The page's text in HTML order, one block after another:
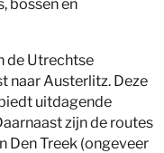
de Utrechtse
naar Austerlitz. Deze
uitdagende
zijn de routes
Den Treek (ongeveer